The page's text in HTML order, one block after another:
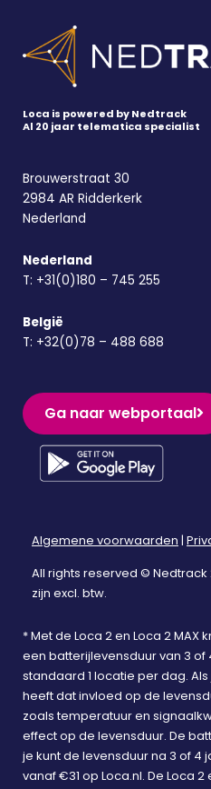
Loca is powered by Nedtrack
Al 20 jaar telematica specialist
Brouwerstraat 30
2984 AR Ridderkerk
Nederland
Nederland
T: +31(0)180 – 745 255
België
T: +32(0)78 – 488 688
Ga naar webportaal
Algemene voorwaarden |
All rights reserved ©
zijn excl. btw.
* Met de Loca 2 en Loca 2 MAX
een batterijlevensduur van 3 of
standaard 1 locatie per dag.
heeft dat invloed op de
zoals temperatuur en
effect op de levensduur. De
je kunt de levensduur na 3 of 4
vanaf €31 op Loca.nl. De Loca